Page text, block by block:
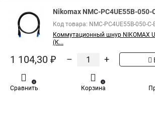
Nikomax NMC-PC4UE55B-050-
Код товара: NMC-PC4UE55B-050-C-
Коммутационный шнур NIKOMAX
(К...
1 104,30 ₽ – +
Сравнить
0
Корзина
0